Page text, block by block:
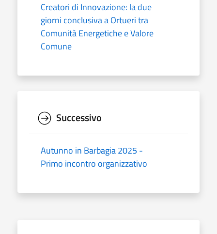
Creatori di Innovazione: la due
giorni conclusiva a Ortueri tra
Comunità Energetiche e Valore
Comune
Successivo
Autunno in Barbagia 2025 -
Primo incontro organizzativo